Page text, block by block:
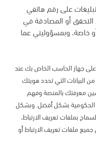
على رقم هاتفي
أو المصادقة في
خاصة، وبمسؤوليتي عما
على جهاز الحاسب الخاص بك عند
البيانات التي تحدد هويتك
معرفتك بالمنصة وفهم
الحكومية بشكل أفضل. وبشكل
بملفات تعريف الارتباط،
ملفات تعريف الارتباط أو